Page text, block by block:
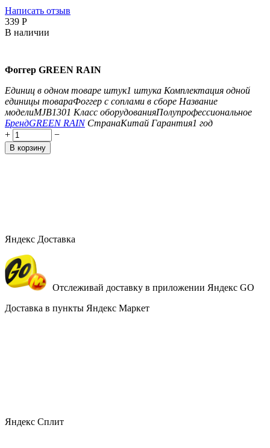
Написать отзыв
‍339‍ Р
В наличии
Фоггер GREEN RAIN
Единиц в одном товаре штук1 штука Комплектация одной
единицы товараФоггер с соплами в сборе Название
моделиMJB1301 Класс оборудованияПолупрофессиональное
БрендGREEN RAIN СтранаКитай Гарантия1 год
+
−
В корзину
Яндекс Доставка
Отслеживай доставку в приложении Яндекс GO
Доставка в пункты Яндекс Маркет
Яндекс Сплит